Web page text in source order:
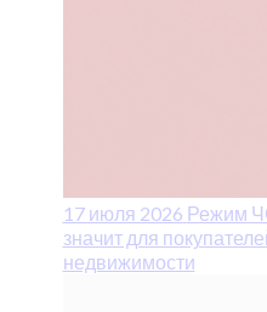
17 июля 2026 Режим
значит для
недвижимости